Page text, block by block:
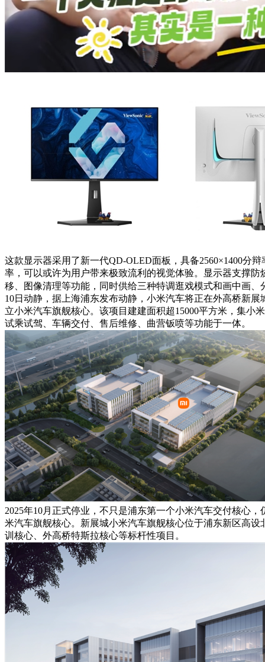
这款显示器采用了新一代QD-OLED面板，具备2560×1400分辩
率，可以或许为用户带来极致流利的视觉体验。显示器支撑防
移、图像清理等功能，同时供给三种特调逛戏模式和画中画、
10日动静，据上海浦东发布动静，小米汽车将正在外高桥新展
立小米汽车旗舰核心。该项目建建面积超15000平方米，集小
试乘试驾、车辆交付、售后维修、曲营钣喷等功能于一体。
2025年10月正式停业，不只是浦东第一个小米汽车交付核心
米汽车旗舰核心。新展城小米汽车旗舰核心位于浦东新区高设
训核心、外高桥特斯拉核心等标杆性项目。